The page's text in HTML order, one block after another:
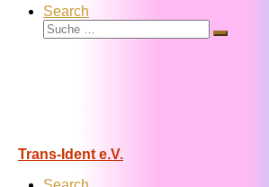
Search
Suche
Suche
Trans-Ident e.V.